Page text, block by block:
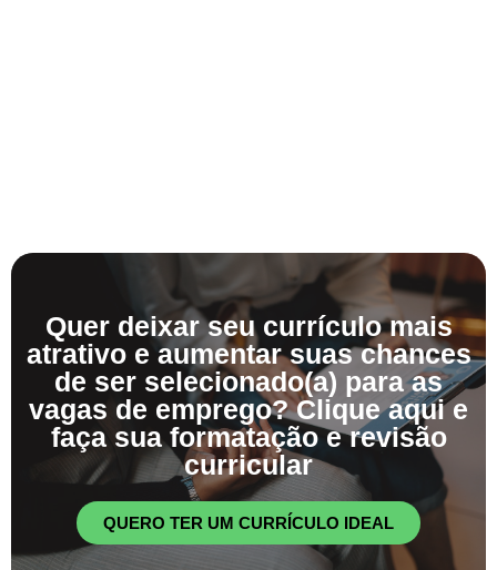
Quer deixar seu currículo mais
atrativo e aumentar suas chances
de ser selecionado(a) para as
vagas de emprego? Clique aqui e
faça sua formatação e revisão
curricular
QUERO TER UM CURRÍCULO IDEAL